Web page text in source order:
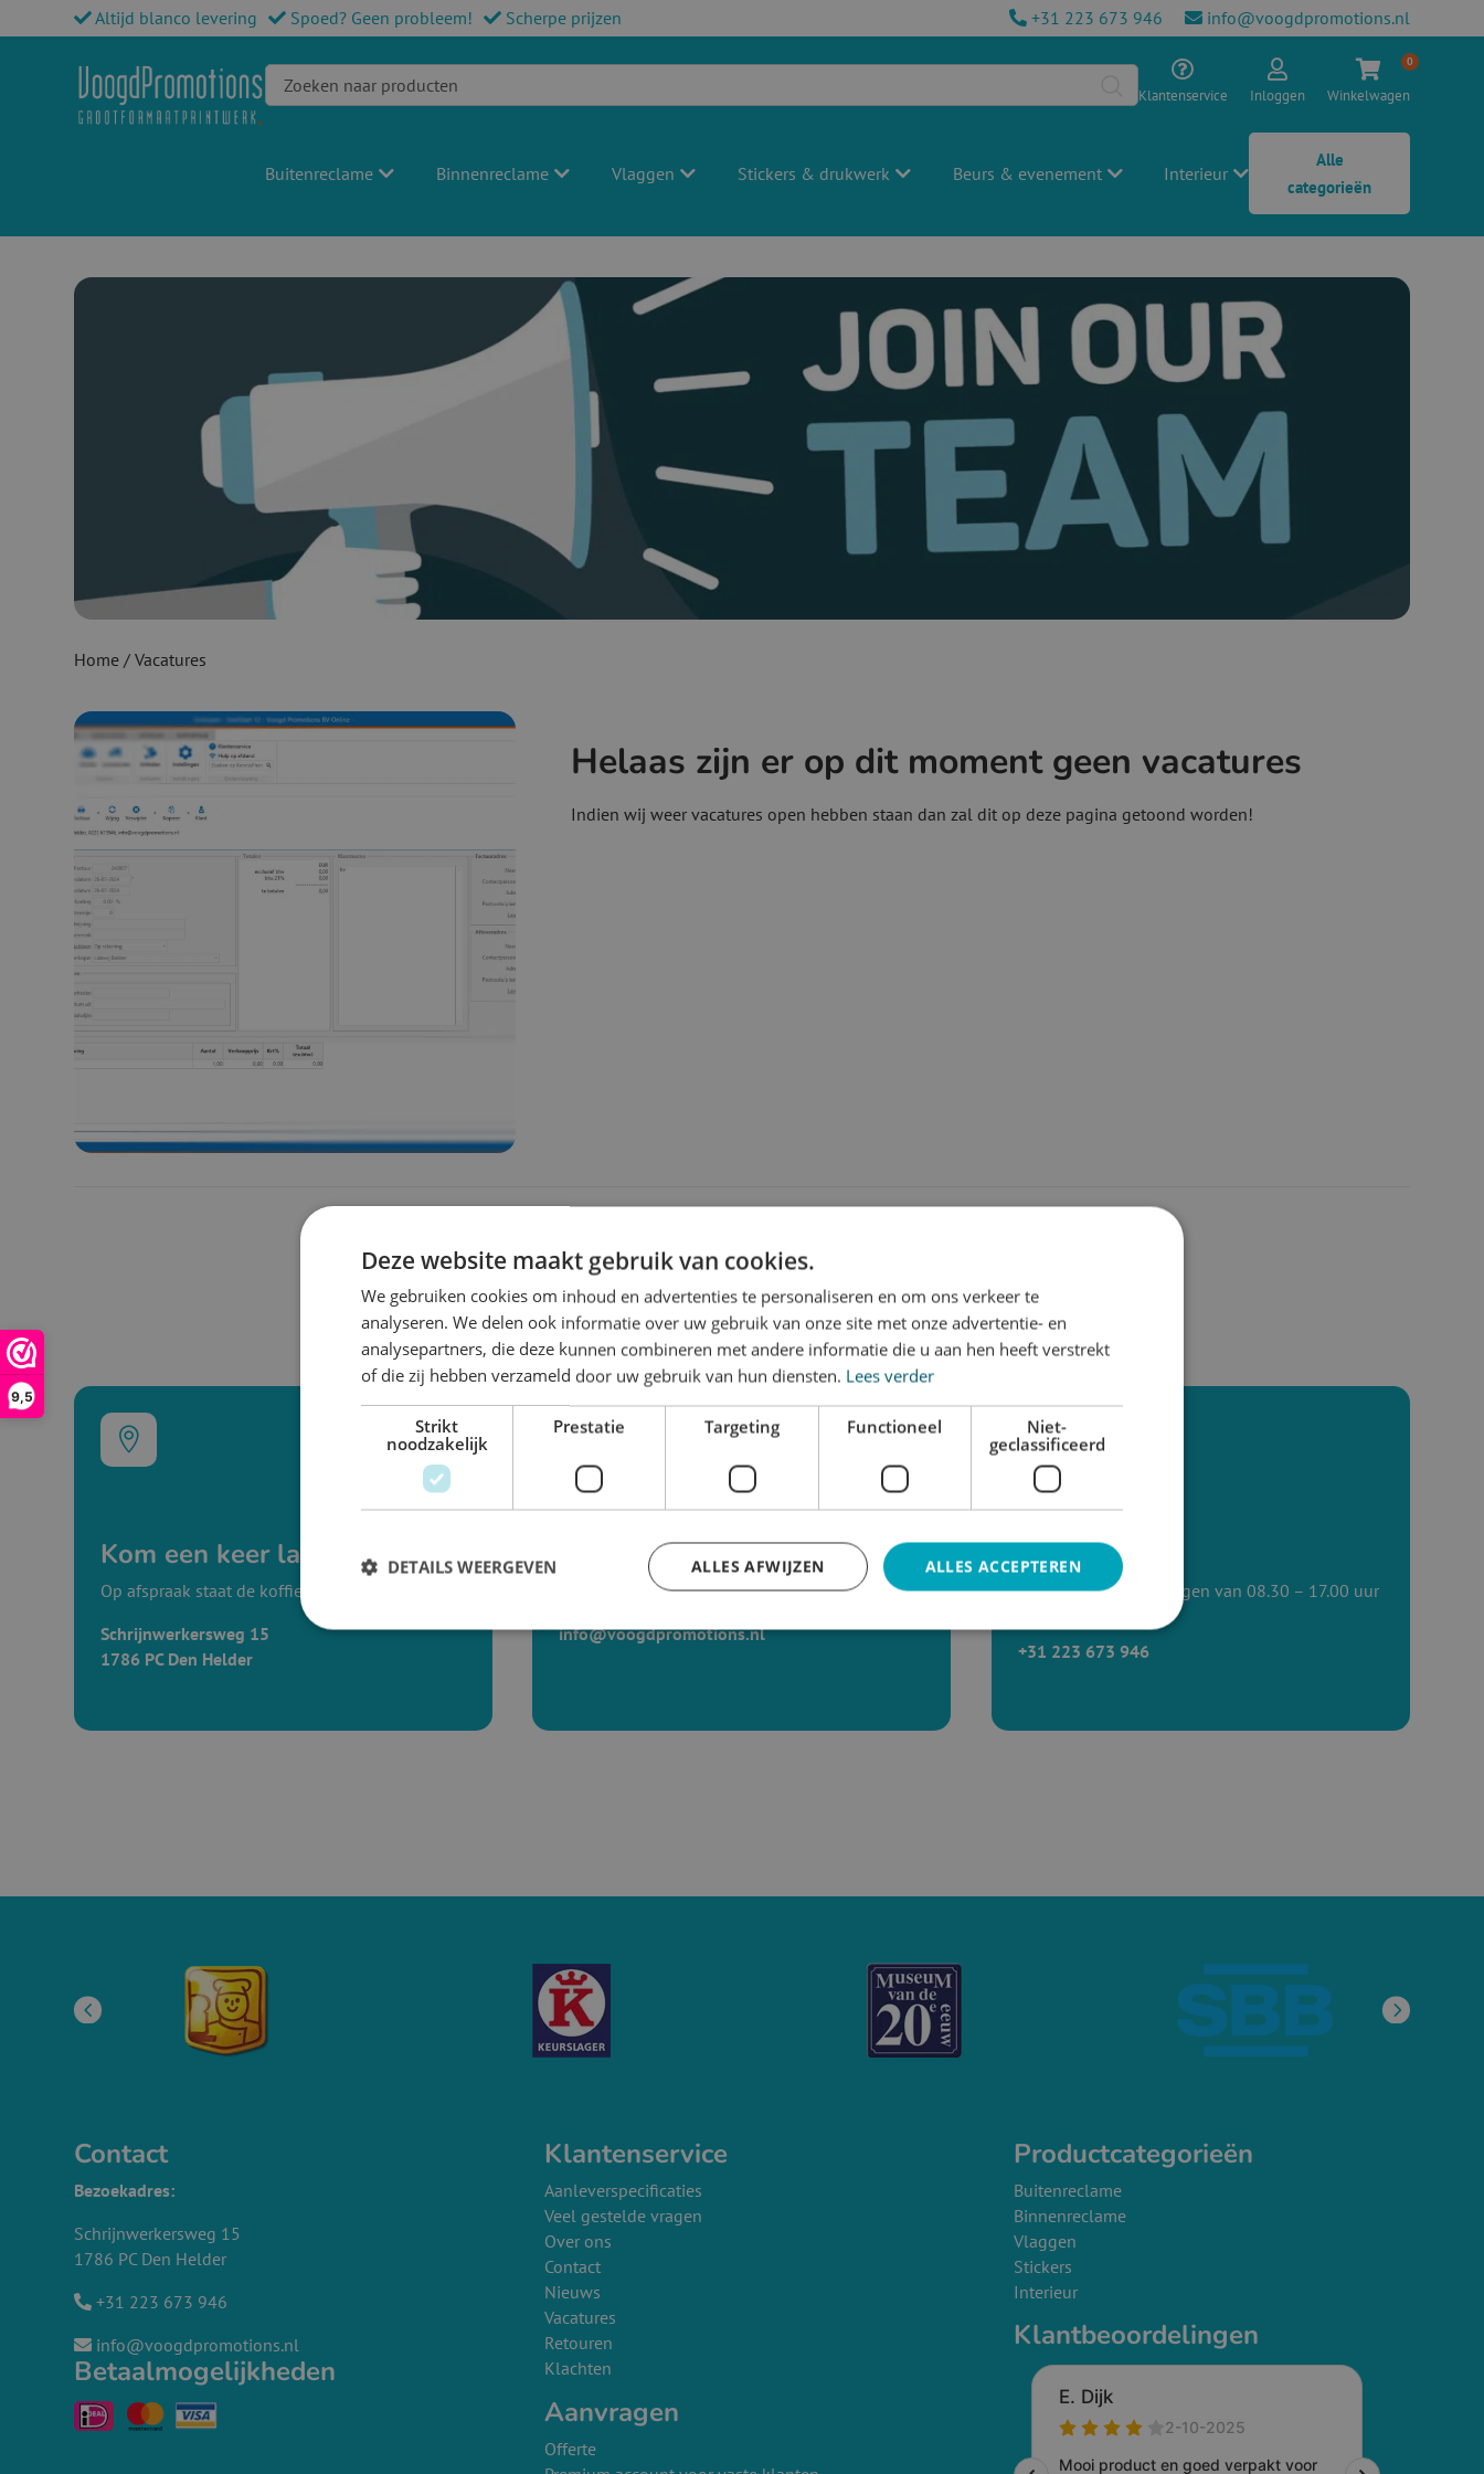
9,5
Altijd blanco levering Spoed? Geen probleem! Scherpe prijzen +31 223 673 946 info@voogdpromotions.nl
Klantenservice Inloggen Winkelwagen
0
Buitenreclame Binnenreclame Vlaggen Stickers & drukwerk Beurs & evenement Interieur
Alle
categorieën
Home /Vacatures
Helaas zijn er op dit moment geen vacatures
Indien wij weer vacatures open hebben staan dan zal dit op deze pagina getoond worden!

Kom een keer langs
Op afspraak staat de koffie klaar!
Schrijnwerkersweg 15
1786 PC Den Helder
w
Mail met ons
In bijna alle gevallen reageren wij direct!
info@voogdpromotions.nl

Bel ons
Bereikbaar op werkdagen van 08.30 – 17.00 uur
+31 223 673 946
Contact
Bezoekadres:
Schrijnwerkersweg 15
1786 PC Den Helder
+31 223 673 946
info@voogdpromotions.nl
Betaalmogelijkheden
Klantenservice
Aanleverspecificaties
Veel gestelde vragen
Over ons
Contact
Nieuws
Vacatures
Retouren
Klachten
Aanvragen
Offerte
Productcategorieën
Buitenreclame
Binnenreclame
Vlaggen
Stickers
Interieur
Klantbeoordelingen
Deze website maakt gebruik van cookies.
We gebruiken cookies om inhoud en advertenties te personaliseren en om ons verkeer te
analyseren. We delen ook informatie over uw gebruik van onze site met onze advertentie- en
analysepartners, die deze kunnen combineren met andere informatie die u aan hen heeft verstrekt
of die zij hebben verzameld door uw gebruik van hun diensten. Lees verder
Strikt
noodzakelijk
Prestatie Targeting Functioneel
Niet-
geclassificeerd
ALLES ACCEPTEREN
ALLES AFWIJZEN
DETAILS WEERGEVEN